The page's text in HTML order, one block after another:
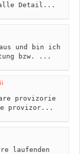
alle Detail...
und bin ich
bzw. ...
provizorie
provizor...
laufenden